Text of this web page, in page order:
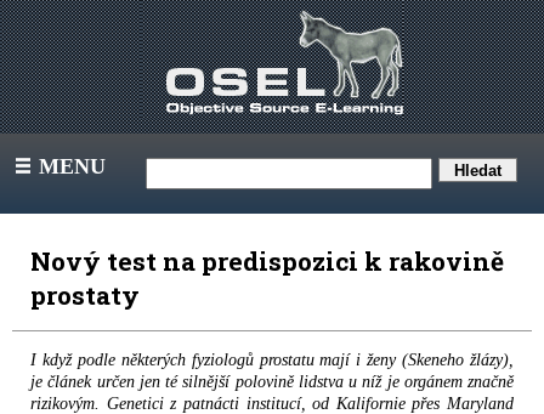
III MENU
Nový test na predispozici k rakovině
prostaty
I když podle některých fyziologů prostatu mají i ženy (Skeneho žlázy),
je článek určen jen té silnější polovině lidstva u níž je orgánem značně
rizikovým. Genetici z patnácti institucí, od Kalifornie přes Maryland